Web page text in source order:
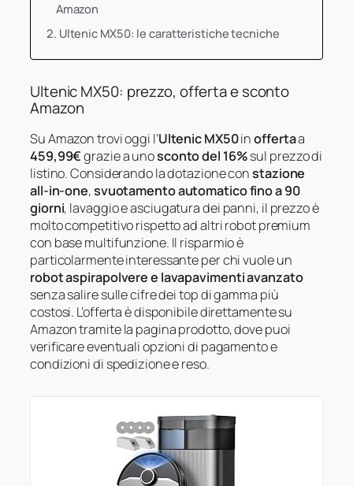
Amazon
Ultenic MX50: le caratteristiche tecniche
Ultenic MX50: prezzo, offerta e sconto
Amazon
Su Amazon trovi oggi l’Ultenic MX50inoffertaa
459,99€grazie a unosconto del 16%sul prezzo di
listino. Considerando la dotazione constazione
all-in-one,svuotamento automatico fino a 90
giorni, lavaggio e asciugatura dei panni, il prezzo è
molto competitivo rispetto ad altri robot premium
con base multifunzione. Il risparmio è
particolarmente interessante per chi vuole un
robot aspirapolvere e lavapavimenti avanzato
senza salire sulle cifre dei top di gamma più
costosi. L’offerta è disponibile direttamente su
Amazon tramite la pagina prodotto, dove puoi
verificare eventuali opzioni di pagamento e
condizioni di spedizione e reso.